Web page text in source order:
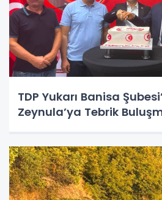
TDP Yukarı Banisa
Zeynula’ya Tebrik